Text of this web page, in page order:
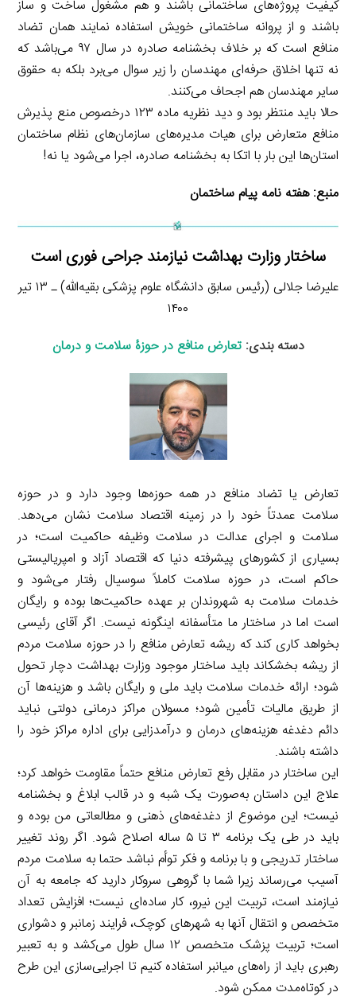
کیفیت پروژه‌های ساختمانی باشند و هم مشغول ساخت و ساز
باشند و از پروانه ساختمانی خویش استفاده نمایند همان تضاد
منافع است که بر خلاف بخشنامه صادره در سال ۹۷ می‌باشد که
نه تنها اخلاق حرفه‌ای مهندسان را زیر سوال می‌برد بلکه به حقوق
سایر مهندسان هم اجحاف می‌کنند.
حالا باید منتظر بود و دید نظریه ماده ۱۲۳ درخصوص منع پذیرش
منافع متعارض برای هیات مدیره‌های سازمان‌های نظام ساختمان
استان‌ها این بار با اتکا به بخشنامه صادره، اجرا می‌شود یا نه!
منبع:هفته نامه پیام ساختمان
ساختار وزارت بهداشت نیازمند جراحی فوری است
علیرضا جلالی (رئیس سابق دانشگاه علوم پزشکی بقیه‌الله) ـ ۱۳ تیر
۱۴۰۰
دسته بندی:تعارض منافع در حوزۀ سلامت و درمان
تعارض یا تضاد منافع در همه حوزه‌ها وجود دارد و در حوزه
سلامت عمدتاً خود را در زمینه اقتصاد سلامت نشان می‌دهد.
سلامت و اجرای عدالت در سلامت وظیفه حاکمیت است؛ در
بسیاری از کشورهای پیشرفته دنیا که اقتصاد آزاد و امپریالیستی
حاکم است، در حوزه سلامت کاملاً سوسیال رفتار می‌شود و
خدمات سلامت به شهروندان بر عهده حاکمیت‌ها بوده و رایگان
است اما در ساختار ما متأسفانه اینگونه نیست. اگر آقای رئیسی
بخواهد کاری کند که ریشه تعارض منافع را در حوزه سلامت مردم
از ریشه بخشکاند باید ساختار موجود وزارت بهداشت دچار تحول
شود؛ ارائه خدمات سلامت باید ملی و رایگان باشد و هزینه‌ها آن
از طریق مالیات تأمین شود؛ مسولان مراکز درمانی دولتی نباید
دائم دغدغه هزینه‌های درمان و درآمدزایی برای اداره مراکز خود را
داشته باشند.
این ساختار در مقابل رفع تعارض منافع حتماً مقاومت خواهد کرد؛
علاج این داستان به‌صورت یک شبه و در قالب ابلاغ و بخشنامه
نیست؛ این موضوع از دغدغه‌های ذهنی و مطالعاتی من بوده و
باید در طی یک برنامه ۳ تا ۵ ساله اصلاح شود. اگر روند تغییر
ساختار تدریجی و با برنامه و فکر توأم نباشد حتما به سلامت مردم
آسیب می‌رساند زیرا شما با گروهی سروکار دارید که جامعه به آن
نیازمند است، تربیت این نیرو، کار ساده‌ای نیست؛ افزایش تعداد
متخصص و انتقال آنها به شهرهای کوچک، فرایند زمانبر و دشواری
است؛ تربیت پزشک متخصص ۱۲ سال طول می‌کشد و به تعبیر
رهبری باید از راه‌های میانبر استفاده کنیم تا اجرایی‌سازی این طرح
در کوتاه‌مدت ممکن شود.